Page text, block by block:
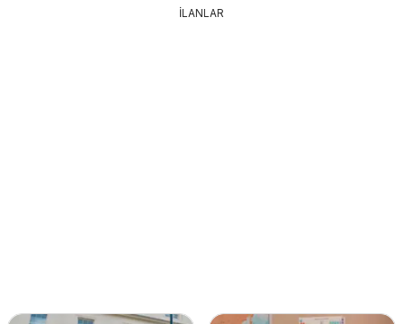
İLANLAR